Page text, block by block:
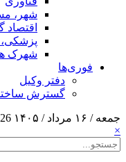
شهر،
پزشکی،
شهرک
فوری‌ها
دفتر وکیل
گسترش
جمعه / ۱۶ مرداد / ۱۴۰۵
×